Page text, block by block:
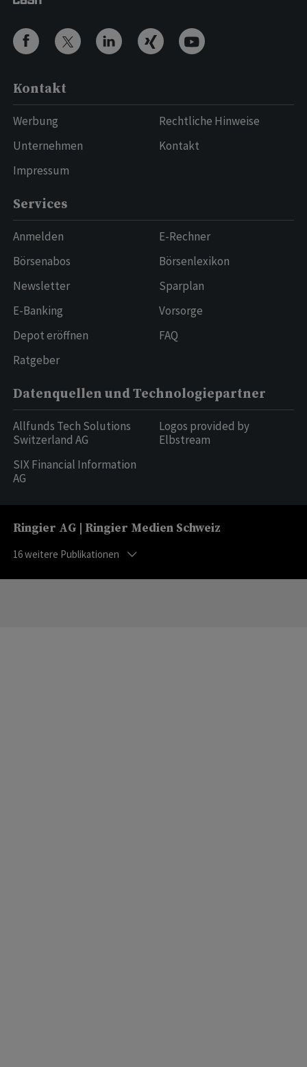
Kontakt
Werbung
Unternehmen
Impressum
Rechtliche Hinweise
Kontakt
Services
Anmelden
Börsenabos
Newsletter
E-Banking
Depot eröffnen
Ratgeber
E-Rechner
Börsenlexikon
Sparplan
Vorsorge
FAQ
Datenquellen und Technologiepartner
Allfunds Tech Solutions
Switzerland AG
SIX Financial Information
AG
Logos provided by
Elbstream
Ringier AG | Ringier Medien Schweiz
16weitere Publikationen